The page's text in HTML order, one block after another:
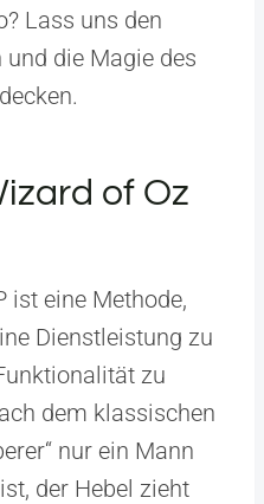
Lass uns den
die Magie des
of Oz
ist eine Methode,
Dienstleistung zu
zu
dem klassischen
nur ein Mann
der Hebel zieht